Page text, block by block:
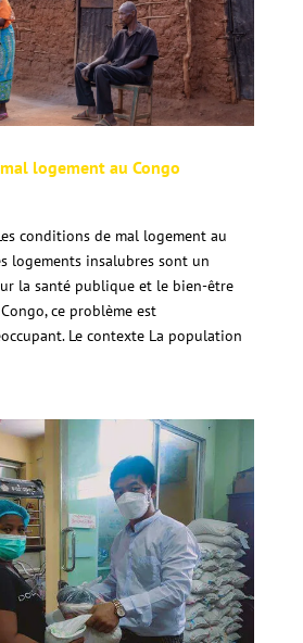
logement au Congo
conditions de mal logement au
logements insalubres sont un
la santé publique et le bien-être
ce problème est
Le contexte La population